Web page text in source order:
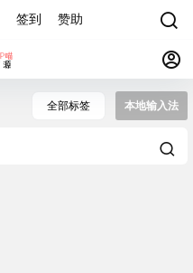
签到 赞助
全部标签 本地输入法